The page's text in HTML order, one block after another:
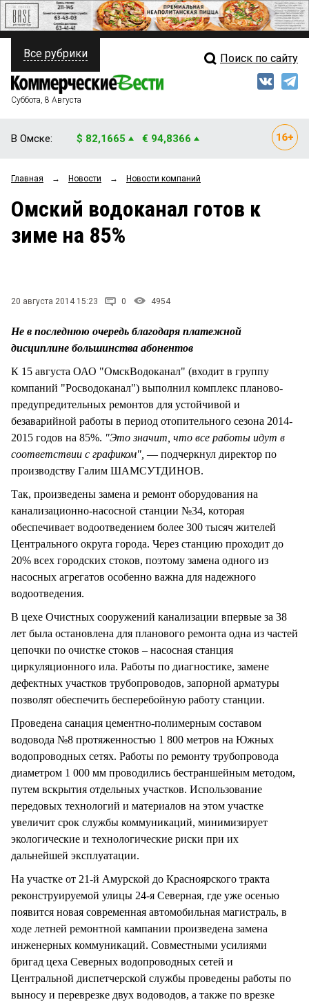
ПОЛИТИКА
ФИНАНСЫ
ОБЩЕСТВО
ЗАКОН
НОВОСТИ КОМПАНИЙ
СТИЛЬ ЖИЗНИ
Свежий выпуск
Мнения
Рейтинги
Все рубрики Поиск по сайту
Суббота, 8 Августа
В Омске: $ 82,1665 € 94,8366
Главная → Новости → Новости компаний
Омский водоканал готов к
зиме на 85%
20 августа 2014 15:23 0 4954
Не в последнюю очередь благодаря платежной
дисциплине большинства абонентов
К 15 августа ОАО "ОмскВодоканал" (входит в группу
компаний "Росводоканал") выполнил комплекс планово-
предупредительных ремонтов для устойчивой и
безаварийной работы в период отопительного сезона 2014-
2015 годов на 85%. "Это значит, что все работы идут в
соответствии с графиком", — подчеркнул директор по
производству Галим ШАМСУТДИНОВ.
Так, произведены замена и ремонт оборудования на
канализационно-насосной станции №34, которая
обеспечивает водоотведением более 300 тысяч жителей
Центрального округа города. Через станцию проходит до
20% всех городских стоков, поэтому замена одного из
насосных агрегатов особенно важна для надежного
водоотведения.
В цехе Очистных сооружений канализации впервые за 38
лет была остановлена для планового ремонта одна из частей
цепочки по очистке стоков – насосная станция
циркуляционного ила. Работы по диагностике, замене
дефектных участков трубопроводов, запорной арматуры
позволят обеспечить бесперебойную работу станции.
Проведена санация цементно-полимерным составом
водовода №8 протяженностью 1 800 метров на Южных
водопроводных сетях. Работы по ремонту трубопровода
диаметром 1 000 мм проводились бестраншейным методом,
путем вскрытия отдельных участков. Использование
передовых технологий и материалов на этом участке
увеличит срок службы коммуникаций, минимизирует
экологические и технологические риски при их
дальнейшей эксплуатации.
На участке от 21-й Амурской до Красноярского тракта
реконструируемой улицы 24-я Северная, где уже осенью
появится новая современная автомобильная магистраль, в
ходе летней ремонтной кампании произведена замена
инженерных коммуникаций. Совместными усилиями
бригад цеха Северных водопроводных сетей и
Центральной диспетчерской службы проведены работы по
выносу и переврезке двух водоводов, а также по врезке